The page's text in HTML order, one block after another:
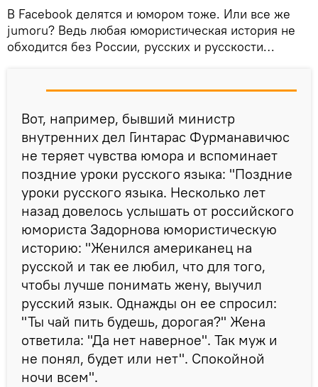
В Facebook делятся и юмором тоже. Или все же
jumoru? Ведь любая юмористическая история не
обходится без России, русских и русскости…
Вот, например, бывший министр
внутренних дел Гинтарас Фурманавичюс
не теряет чувства юмора и вспоминает
поздние уроки русского языка: "Поздние
уроки русского языка. Несколько лет
назад довелось услышать от российского
юмориста Задорнова юмористическую
историю: "Женился американец на
русской и так ее любил, что для того,
чтобы лучше понимать жену, выучил
русский язык. Однажды он ее спросил:
"Ты чай пить будешь, дорогая?" Жена
ответила: "Да нет наверное". Так муж и
не понял, будет или нет". Спокойной
ночи всем".